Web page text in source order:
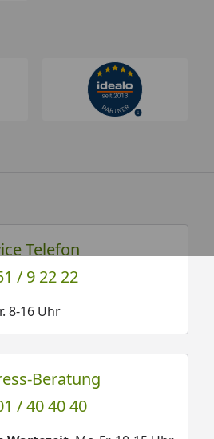
Telefon
/ 9 22 22
8-16 Uhr
Beratung
/ 40 40 40